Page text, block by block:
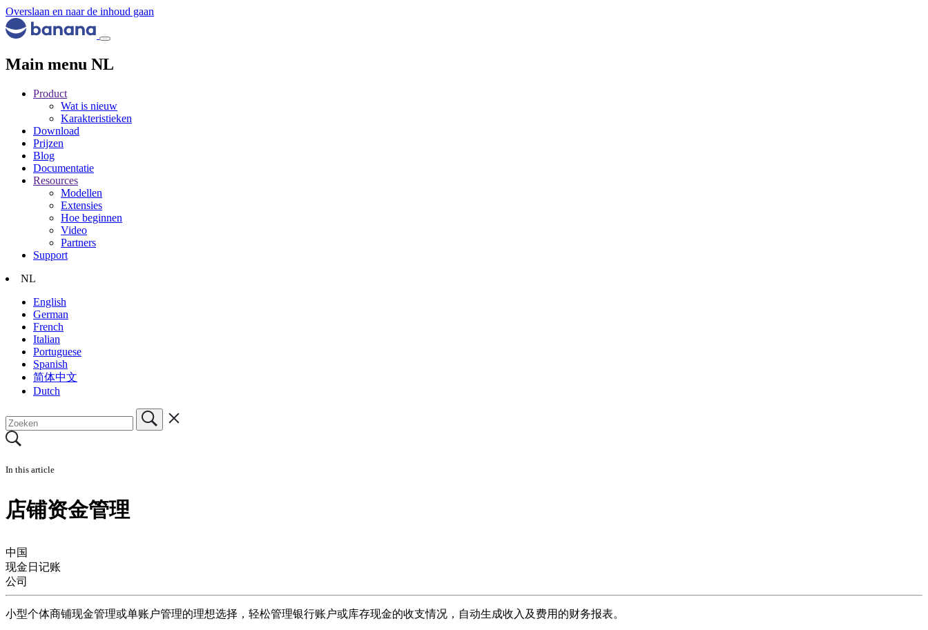
Overslaan en naar de inhoud gaan
Main menu NL
Product
Wat is nieuw
Karakteristieken
Download
Prijzen
Blog
Documentatie
Resources
Modellen
Extensies
Hoe beginnen
Video
Partners
Support
NL
English
German
French
Italian
Portuguese
Spanish
简体中文
Dutch
In this article
店铺资金管理
中国
现金日记账
公司
小型个体商铺现金管理或单账户管理的理想选择，轻松管理银行账户或库存现金的收支情况，自动生成收入及费用的财务报表。